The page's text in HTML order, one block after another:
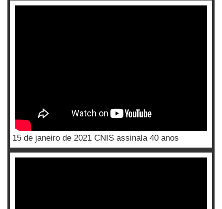
15 de janeiro de 2021 CNIS assinala 40 anos